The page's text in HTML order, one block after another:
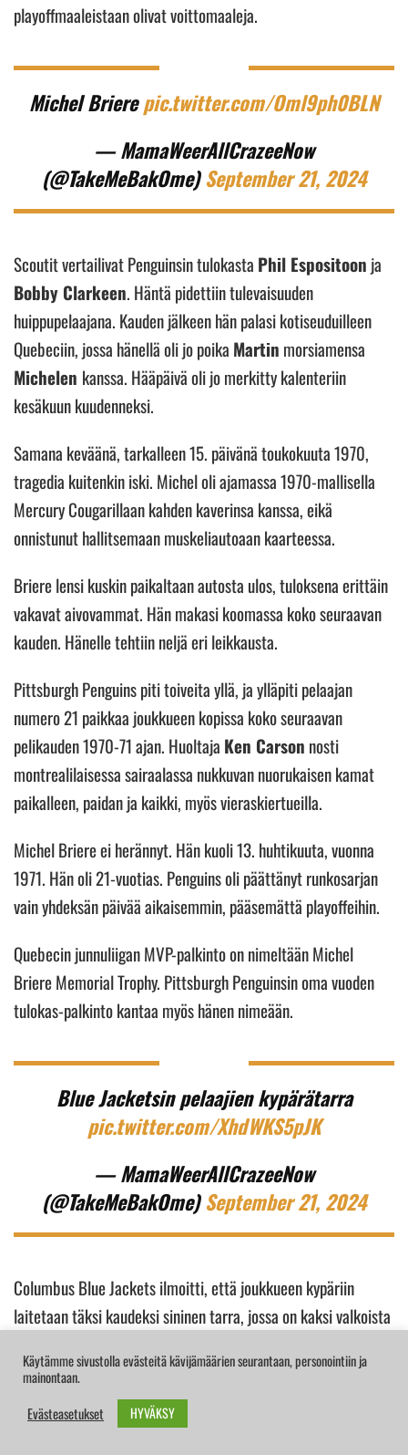
playoffmaaleistaan olivat voittomaaleja.
Michel Brierepic.twitter.com/Oml9ph0BLN
— MamaWeerAllCrazeeNow
(@TakeMeBakOme)September 21, 2024
Scoutit vertailivat Penguinsin tulokasta Phil Espositoon ja
Bobby Clarkeen. Häntä pidettiin tulevaisuuden
huippupelaajana. Kauden jälkeen hän palasi kotiseuduilleen
Quebeciin, jossa hänellä oli jo poika Martin morsiamensa
Michelen kanssa. Hääpäivä oli jo merkitty kalenteriin
kesäkuun kuudenneksi.
Samana keväänä, tarkalleen 15. päivänä toukokuuta 1970,
tragedia kuitenkin iski. Michel oli ajamassa 1970-mallisella
Mercury Cougarillaan kahden kaverinsa kanssa, eikä
onnistunut hallitsemaan muskeliautoaan kaarteessa.
Briere lensi kuskin paikaltaan autosta ulos, tuloksena erittäin
vakavat aivovammat. Hän makasi koomassa koko seuraavan
kauden. Hänelle tehtiin neljä eri leikkausta.
Pittsburgh Penguins piti toiveita yllä, ja ylläpiti pelaajan
numero 21 paikkaa joukkueen kopissa koko seuraavan
pelikauden 1970-71 ajan. Huoltaja Ken Carson nosti
montrealilaisessa sairaalassa nukkuvan nuorukaisen kamat
paikalleen, paidan ja kaikki, myös vieraskiertueilla.
Michel Briere ei herännyt. Hän kuoli 13. huhtikuuta, vuonna
1971. Hän oli 21-vuotias. Penguins oli päättänyt runkosarjan
vain yhdeksän päivää aikaisemmin, pääsemättä playoffeihin.
Quebecin junnuliigan MVP-palkinto on nimeltään Michel
Briere Memorial Trophy. Pittsburgh Penguinsin oma vuoden
tulokas-palkinto kantaa myös hänen nimeään.
Blue Jacketsin pelaajien kypärätarra
pic.twitter.com/XhdWKS5pJK
— MamaWeerAllCrazeeNow
(@TakeMeBakOme)September 21, 2024
Columbus Blue Jackets ilmoitti, että joukkueen kypäriin
laitetaan täksi kaudeksi sininen tarra, jossa on kaksi valkoista
jaMatthew Gaudreaunmuistoksi. Lisäksi numero 13
tullaan ompelemaan pelipaitoihin.
Käytämme sivustolla evästeitä kävijämäärien seurantaan, personointiin ja
mainontaan.
Evästeasetukset
HYVÄKSY